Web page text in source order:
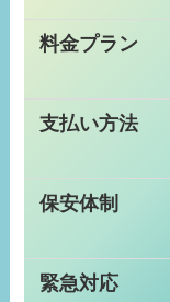
料金プラン
支払い方法
保安体制
緊急対応